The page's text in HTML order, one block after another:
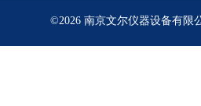
©2026 南京文尔仪器设备有限